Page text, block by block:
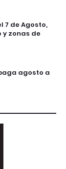
7 de Agosto,
y zonas de
agosto a